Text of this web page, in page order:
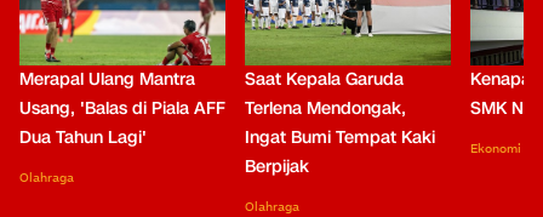
Merapal Ulang Mantra
Usang, 'Balas di Piala AFF
Dua Tahun Lagi'
Olahraga
Saat Kepala Garuda
Terlena Mendongak,
Ingat Bumi Tempat Kaki
Berpijak
Olahraga
Kenapa
SMK
Ekonomi